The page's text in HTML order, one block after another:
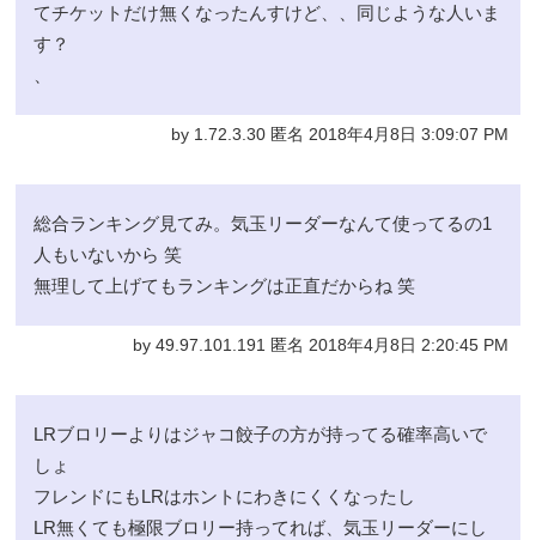
てチケットだけ無くなったんすけど、、同じような人いま
す？
by 1.72.3.30 匿名 2018年4月8日 3:09:07 PM
総合ランキング見てみ。気玉リーダーなんて使ってるの1
人もいないから 笑
無理して上げてもランキングは正直だからね 笑
by 49.97.101.191 匿名 2018年4月8日 2:20:45 PM
LRブロリーよりはジャコ餃子の方が持ってる確率高いで
しょ
フレンドにもLRはホントにわきにくくなったし
LR無くても極限ブロリー持ってれば、気玉リーダーにし